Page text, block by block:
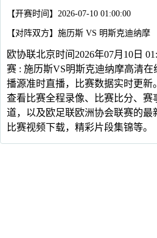
【开赛时间】2026-07-10 01:00:00
【对阵双方】施历斯 VS 明斯克迪纳摩
欧协联北京时间2026年07月10日
赛 : 施历斯VS明斯克迪纳摩高清
播源准时直播，比赛数据实时更新
查看比赛全程录像、比赛比分、赛
道，以及欧足联欧洲协会联赛的最
比赛视频下载，精彩片段集锦等。